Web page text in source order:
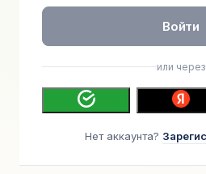
Войти
или через
Нет аккаунта?